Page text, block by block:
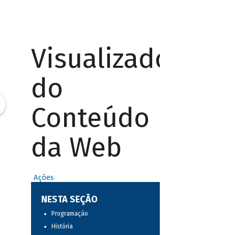
Visualizador
do
Conteúdo
da Web
Ações
NESTA SEÇÃO
Programação
História